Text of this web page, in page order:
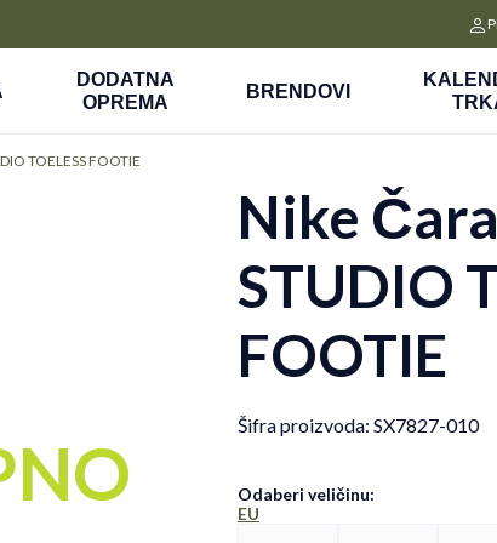
DODATNA
OPREMA
BRENDOVI
TOELESS FOOTIE
Nike
STUDIO
FOOTIE
Šifra proizvoda: SX7827-010
Odaberi veličinu:
EU